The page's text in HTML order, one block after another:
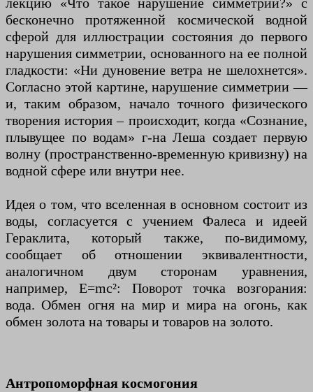
бесконечно протяженной космической водной
сферой для иллюстрации состояния до первого
нарушения симметрии, основанного на ее полной
гладкости: «Ни дуновение ветра не шелохнется».
Согласно этой картине, нарушение симметрии —
и, таким образом, начало точного физического
творения история – происходит, когда «Сознание,
плывущее по водам» г-на Леша создает первую
волну (пространственно-временную кривизну) на
водной сфере или внутри нее.
Идея о том, что вселенная в основном состоит из
воды, согласуется с учением Фалеса и идеей
Гераклита, который также, по-видимому,
сообщает об отношении эквивалентности,
аналогичном двум сторонам уравнения,
например, E=mc²: Поворот точка возгорания:
вода. Обмен огня на мир и мира на огонь, как
обмен золота на товары и товаров на золото.
Антропоморфная космогония